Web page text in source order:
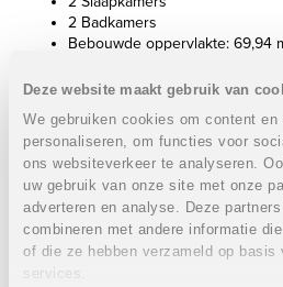
Deze website maakt gebruik van
We gebruiken cookies om content
personaliseren, om functies voor
ons websiteverkeer te analyseren.
uw gebruik van onze site met onze
adverteren en analyse. Deze
combineren met andere informatie
of die ze hebben verzameld op basis
services.
2 Badkamers
Bebouwde oppervlakte: 69,94
Prijs: VERKOCHT
Eigenschappen appartementen
VERKOCHT
3 Slaapkamers
2 Badkamers
Bebouwde oppervlakte: van
Prijzen vanVERKOCHT